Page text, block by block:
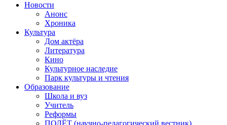
Новости
Анонс
Хроника
Культура
Дом актёра
Литература
Кино
Культурное наследие
Парк культуры и чтения
Образование
Школа и вуз
Учитель
Реформы